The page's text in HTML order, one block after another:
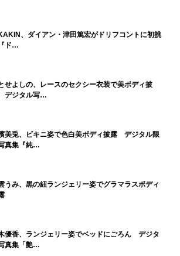
、ダイアン・津田篤宏がドリフコントに初挑
ド…
せよしの、レースのセクシー衣装で美ボディ披
デジタル写…
美兎、ビキニ姿で色白美ボディ披露 デジタル限
真集『純…
うみ、黒の紐ランジェリー姿でグラマラスボディ
優香、ランジェリー姿でベッドにごろん デジタ
真集「艶…